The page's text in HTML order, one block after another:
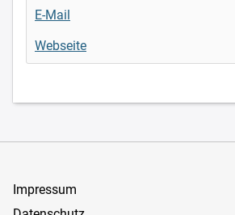
E-Mail
Webseite
Impressum